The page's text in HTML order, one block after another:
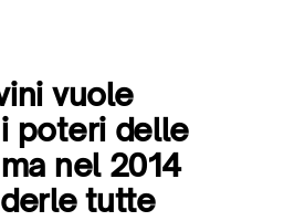
vuole
poteri delle
nel 2014
tutte